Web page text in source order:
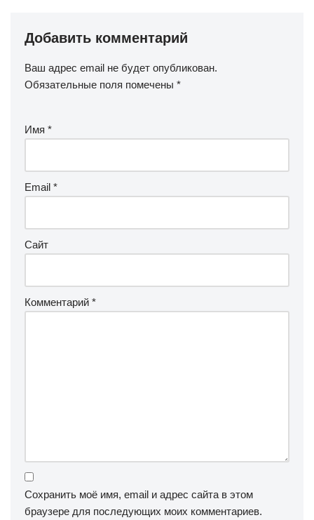
Добавить комментарий
Ваш адрес email не будет опубликован.
Обязательные поля помечены *
Имя *
Email *
Сайт
Комментарий *
Сохранить моё имя, email и адрес сайта в этом
браузере для последующих моих комментариев.